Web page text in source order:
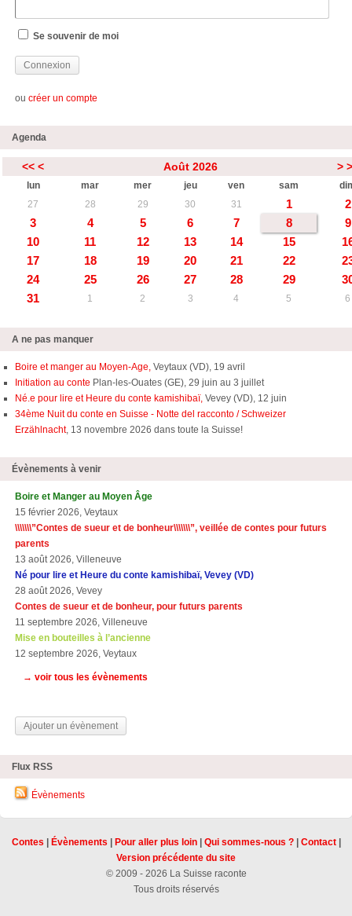
Se souvenir de moi
ou créer un compte
Agenda
<< < Août 2026 >
lun mar mer jeu ven sam
27
28 29 30 31 1
2
3
4 5 6 7 8
9
10
11 12 13 14 15
17
18 19 20 21 22
24
25 26 27 28 29
31
1 2 3 4 5 6
A ne pas manquer
Boire et manger au Moyen-Age, Veytaux (VD), 19 avril
Initiation au conte Plan-les-Ouates (GE), 29 juin au 3 juillet
Né.e pour lire et Heure du conte kamishibaï, Vevey (VD), 12 juin
34ème Nuit du conte en Suisse - Notte del racconto / Schweizer
Erzählnacht, 13 novembre 2026 dans toute la Suisse!
Évènements à venir
Boire et Manger au Moyen Âge
15 février 2026, Veytaux
\\\\\\\”Contes de sueur et de bonheur\\\\\\\”, veillée de contes pour futurs
parents
13 août 2026, Villeneuve
Né pour lire et Heure du conte kamishibaï, Vevey (VD)
28 août 2026, Vevey
Contes de sueur et de bonheur, pour futurs parents
11 septembre 2026, Villeneuve
Mise en bouteilles à l’ancienne
12 septembre 2026, Veytaux
→ voir tous les évènements
Ajouter un évènement
Flux RSS
Évènements
Contes Évènements Pour aller plus loin| Qui sommes-nous ?| Contact|
Version précédente du site
© 2009 - 2026 La Suisse raconte
Tous droits réservés